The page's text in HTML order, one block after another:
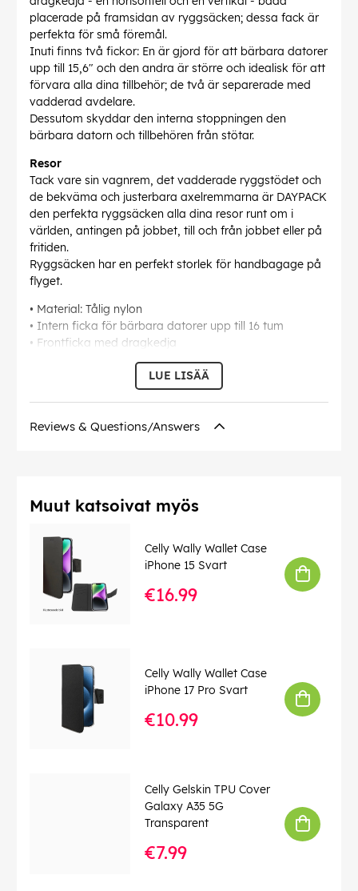
placerade på framsidan av ryggsäcken; dessa fack är
perfekta för små föremål.
Inuti finns två fickor: En är gjord för att bärbara datorer
upp till 15,6" och den andra är större och idealisk för att
förvara alla dina tillbehör; de två är separerade med
vadderad avdelare.
Dessutom skyddar den interna stoppningen den
bärbara datorn och tillbehören från stötar.
Resor
Tack vare sin vagnrem, det vadderade ryggstödet och
de bekväma och justerbara axelremmarna är DAYPACK
den perfekta ryggsäcken alla dina resor runt om i
världen, antingen på jobbet, till och från jobbet eller på
fritiden.
Ryggsäcken har en perfekt storlek för handbagage på
flyget.
• Material: Tålig nylon
• Intern ficka för bärbara datorer upp till 16 tum
• Frontficka med dragkedja
• Innerfickor för små och medelstora föremål
• Vadderade axelband
Mått:
Yttermått på ryggsäck: 44x38x9 cm
Färg:
Svart
8021735198178
LUE LISÄÄ
Reviews & Questions/Answers
Muut katsoivat myös
Celly Wally Wallet Case
iPhone 15 Svart
€16.99
Celly Wally Wallet Case
iPhone 17 Pro Svart
€10.99
Celly Gelskin TPU Cover
Galaxy A35 5G
Transparent
€7.99